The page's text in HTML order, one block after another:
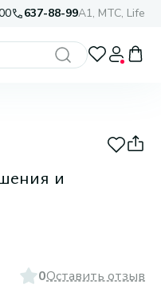
637-88-99A1, МТС, Life
и
0Оставить отзыв